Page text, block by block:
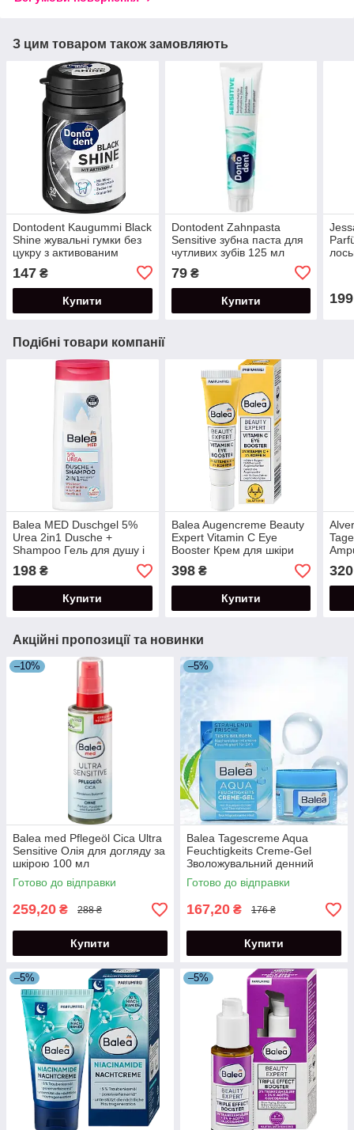
З цим товаром також замовляють
Dontodent Kaugummi Black
Shine жувальні гумки без
цукру з активованим
147 ₴
Купити
Dontodent Zahnpasta
Sensitive зубна паста для
чутливих зубів 125 мл
79₴
Купити 199
Подібні товари компанії
Balea MED Duschgel 5%
Urea 2in1 Dusche +
Shampoo Гель для душу і
шампунь з 5% сечовиною
300 мл
198 ₴
Купити
Balea Augencreme Beauty
Expert Vitamin C Eye
Booster Крем для шкіри
навколо очей з вітаміном
С 15 мл
398₴
Купити
мл
320
Акційні пропозиції та новинки
–10%
Balea med Pflegeöl Cica Ultra
Sensitive Олія для догляду за
шкірою 100 мл
Готово до відправки
259,20 ₴ 288 ₴
Купити
–5%
Balea Tagescreme Aqua
Feuchtigkeits Creme-Gel
Зволожувальний денний
крем-гель для обличчя 50 мл
Готово до відправки
167,20 ₴ 176 ₴
Купити
–5% –5%